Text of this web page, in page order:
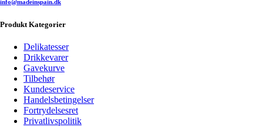
info@madeinspain.dk
Produkt Kategorier
Delikatesser
Drikkevarer
Gavekurve
Tilbehør
Kundeservice
Handelsbetingelser
Fortrydelsesret
Privatlivspolitik